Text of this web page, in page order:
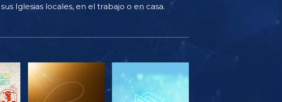
Iglesias locales, en el trabajo o en casa.